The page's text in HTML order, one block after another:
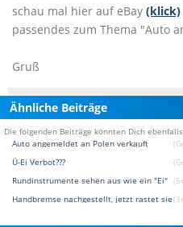
schau mal hier auf eBay (klick)
passendes zum Thema "Auto
Gruß
Ähnliche Beiträge
Die folgenden Beiträge könnten Dich
Auto angemeldet an Polen verkauft
Ü-Ei Verbot???
Rundinstrumente sehen aus wie ein "Ei"
Handbremse nachgestellt, jetzt rastet sie